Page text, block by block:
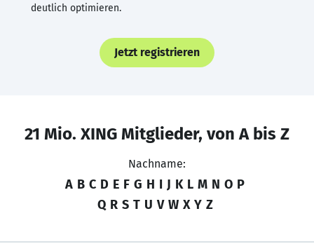
deutlich optimieren.
Jetzt registrieren
21 Mio. XING Mitglieder, von A bis Z
Nachname:
A B C D E F G H I J K L M N O P
Q R S T U V W X Y Z